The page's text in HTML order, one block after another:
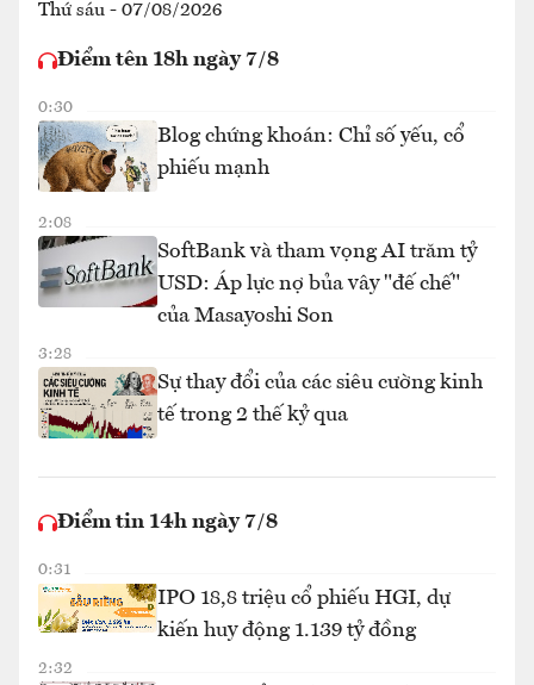
Thứ sáu - 07/08/2026
Điểm tên 18h ngày 7/8
0:30
Blog chứng khoán: Chỉ số yếu, cổ
phiếu mạnh
2:08
SoftBank và tham vọng AI trăm tỷ
USD: Áp lực nợ bủa vây "đế chế"
của Masayoshi Son
3:28
Sự thay đổi của các siêu cường kinh
tế trong 2 thế kỷ qua
Điểm tin 14h ngày 7/8
0:31
IPO 18,8 triệu cổ phiếu HGI, dự
kiến huy động 1.139 tỷ đồng
2:32